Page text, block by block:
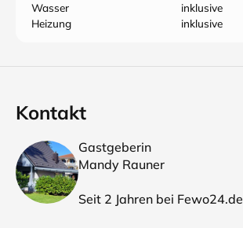
Wasser
inklusive
Heizung
inklusive
Kontakt
Gastgeberin
Mandy Rauner
Seit 2 Jahren bei Fewo24.de